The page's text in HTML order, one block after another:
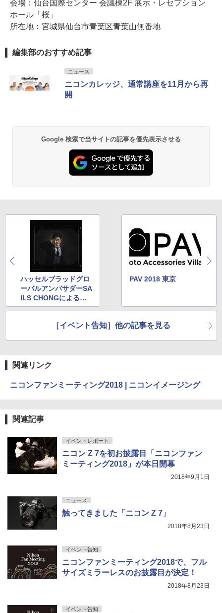
会場：仙台国際センター 会議棟2F 展示・レセプション
ホール「桜」
所在地：宮城県仙台市青葉区青葉山無番地
編集部のおすすめ記事
ニュース
ニコンカレッジ、通常講座を11月から再
開
Google 検索で当サイトの記事を優先表示させる
ハッセルブラッドグロ
ーバルアンバサダーSA
ILS CHONGによるポ
ートレート撮影講座
PAV 2018 東京
［イベント告知］他の記事を見る
関連リンク
ニコンファンミーティング2018 | ニコンイメージング
関連記事
イベントレポート
ニコン Z 7を初お披露目「ニコンファン
ミーティング2018」が本日開幕
2018年9月1日
ニュース
触ってきました「ニコン Z 7」
2018年8月23日
イベント告知
ニコンファンミーティング2018で、フル
サイズミラーレスのお披露目が決定！
2018年8月23日
イベント告知